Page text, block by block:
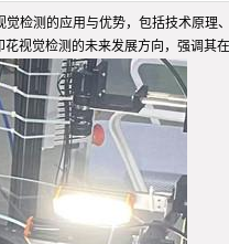
检测的应用与优势，包括技术原
视觉检测的未来发展方向，强调其